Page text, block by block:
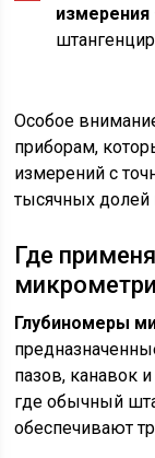
измерения
Особое
приборам,
измерений с
тысячных долей
Где
Глубиномеры
пазов, канавок
где обычный
обеспечивают